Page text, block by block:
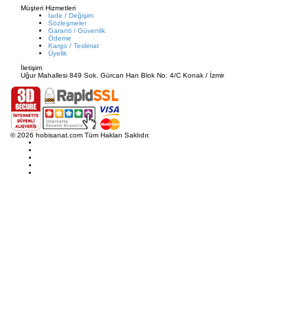
Müşteri Hizmetleri
İade / Değişim
Sözleşmeler
Garanti / Güvenlik
Ödeme
Kargo / Teslimat
Üyelik
İletişim
Uğur Mahallesi 849 Sok. Gürcan Han Blok No: 4/C Konak / İzmir
© 2026 hobisanat.com Tüm Hakları Saklıdır.